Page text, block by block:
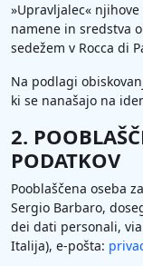
»Upravljalec«
namene in sredstva
sedežem v Rocca di
Na podlagi
ki se nanašajo na
2.
PODATKOV
Pooblaščena oseba
Sergio Barbaro,
dei dati personali, via
Italija), e-pošta: